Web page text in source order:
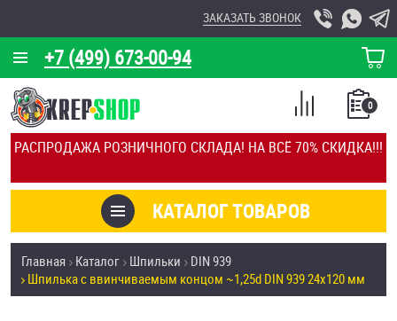
РАСПРОДАЖА РОЗНИЧНОГО СКЛАДА! НА ВСЁ 70% СКИДКА!!!
+7 (499) 673-00-94
ЗАКАЗАТЬ ЗВОНОК
КОРЗИНА
О КОМПАНИИ
КАЛЬКУЛЯТОР
ОТЗЫВЫ
УСЛУГИ
СКИДКИ
КАТАЛОГ ТОВАРОВ
0
СПИСОК
СРАВНЕНИЕ
Товары со скидкой
Анкеры
Главная Каталог Шпильки
DIN 939
Шпилька c ввинчиваемым концом ~1,25d DIN 939 24х120 мм